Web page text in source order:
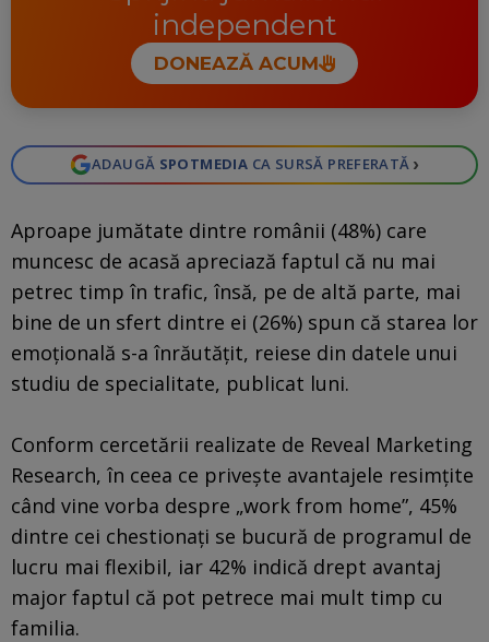
independent
DONEAZĂ ACUM
ADAUGĂ SPOTMEDIA CA SURSĂ PREFERATĂ ›
Aproape jumătate dintre românii (48%) care
muncesc de acasă apreciază faptul că nu mai
petrec timp în trafic, însă, pe de altă parte, mai
bine de un sfert dintre ei (26%) spun că starea lor
emoţională s-a înrăutăţit, reiese din datele unui
studiu de specialitate, publicat luni.
Conform cercetării realizate de Reveal Marketing
Research, în ceea ce priveşte avantajele resimţite
când vine vorba despre „work from home”, 45%
dintre cei chestionaţi se bucură de programul de
lucru mai flexibil, iar 42% indică drept avantaj
major faptul că pot petrece mai mult timp cu
familia.